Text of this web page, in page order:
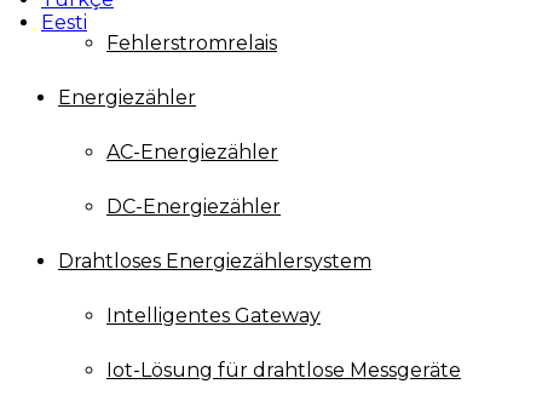
Eesti
Fehlerstromrelais
Energiezähler
AC-Energiezähler
DC-Energiezähler
Drahtloses Energiezählersystem
Intelligentes Gateway
Iot-Lösung für drahtlose Messgeräte